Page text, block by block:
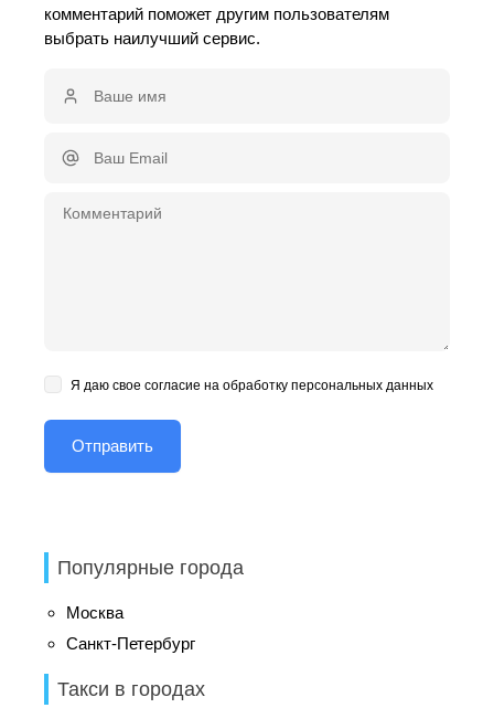
комментарий поможет другим пользователям
выбрать наилучший сервис.
Я даю свое согласие на обработку персональных данных
Популярные города
Москва
Санкт-Петербург
Такси в городах